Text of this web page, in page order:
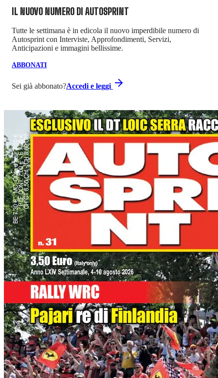
IL NUOVO NUMERO DI AUTOSPRINT
Tutte le settimana è in edicola il nuovo imperdibile numero di
Autosprint con Interviste, Approfondimenti, Servizi,
Anticipazioni e immagini bellissime.
ABBONATI
Sei già abbonato?Accedi e leggi